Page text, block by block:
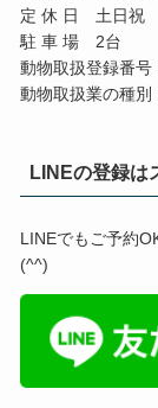
定 休 日 土日祝
駐 車 場 2台
動物取扱登録番
動物取扱業の種別
LINEの登録は
LINEでもご予約
(^^)